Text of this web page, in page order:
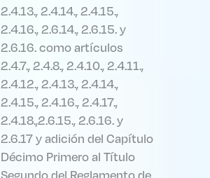
2.4.13., 2.4.14., 2.4.15.,
2.4.16., 2.6.14., 2.6.15. y
2.6.16. como artículos
2.4.7., 2.4.8., 2.4.10., 2.4.11.,
2.4.12., 2.4.13., 2.4.14.,
2.4.15., 2.4.16., 2.4.17.,
2.4.18.,2.6.15., 2.6.16. y
2.6.17 y adición del Capítulo
Décimo Primero al Título